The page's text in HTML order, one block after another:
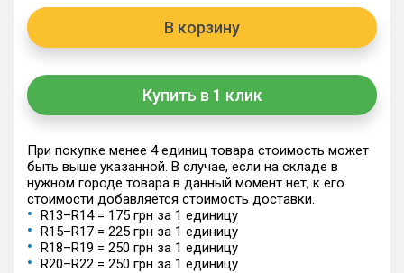
В корзину
Купить в 1 клик
При покупке менее 4 единиц товара стоимость может
быть выше указанной. В случае, если на складе в
нужном городе товара в данный момент нет, к его
стоимости добавляется стоимость доставки.
R13–R14 = 175 грн за 1 единицу
R15–R17 = 225 грн за 1 единицу
R18–R19 = 250 грн за 1 единицу
R20–R22 = 250 грн за 1 единицу